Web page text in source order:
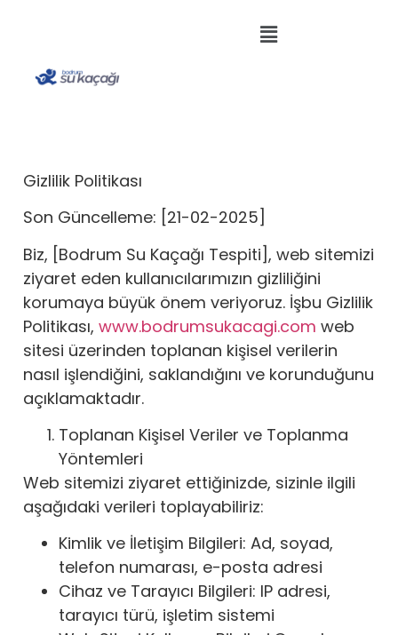
Gizlilik Politikası
Son Güncelleme: [21-02-2025]
Biz, [Bodrum Su Kaçağı Tespiti], web sitemizi
ziyaret eden kullanıcılarımızın gizliliğini
korumaya büyük önem veriyoruz. İşbu Gizlilik
Politikası, www.bodrumsukacagi.com web
sitesi üzerinden toplanan kişisel verilerin
nasıl işlendiğini, saklandığını ve korunduğunu
açıklamaktadır.
Toplanan Kişisel Veriler ve Toplanma
Yöntemleri
Web sitemizi ziyaret ettiğinizde, sizinle ilgili
aşağıdaki verileri toplayabiliriz:
Kimlik ve İletişim Bilgileri: Ad, soyad,
telefon numarası, e-posta adresi
Cihaz ve Tarayıcı Bilgileri: IP adresi,
tarayıcı türü, işletim sistemi